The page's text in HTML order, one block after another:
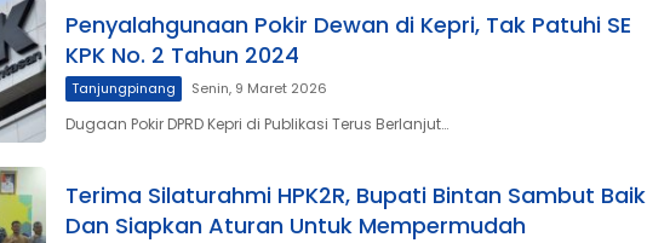
Penyalahgunaan Pokir Dewan di Kepri, Tak Patuhi SE
KPK No. 2 Tahun 2024
Tanjungpinang Senin, 9 Maret 2026
Dugaan Pokir DPRD Kepri di Publikasi Terus Berlanjut…
Terima Silaturahmi HPK2R, Bupati Bintan Sambut Baik
Dan Siapkan Aturan Untuk Mempermudah